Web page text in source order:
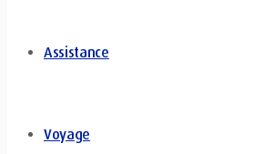
Assistance
Voyage